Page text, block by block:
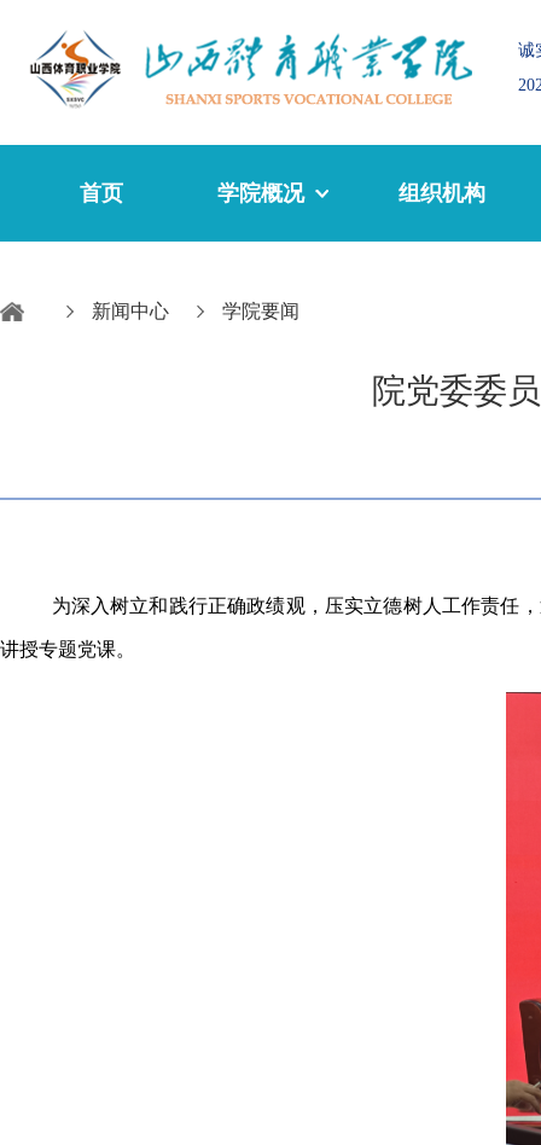
诚
首页 学院概况 组织机构
新闻中心 学院要闻
院党委委
为深入树立和践行正确政绩观，压实立德树人工作责任
讲授专题党课。